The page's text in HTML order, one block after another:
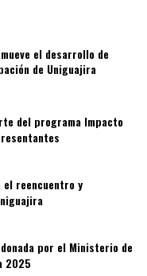
el desarrollo de
de Uniguajira
del programa Impacto
el reencuentro y
por el Ministerio de
2025